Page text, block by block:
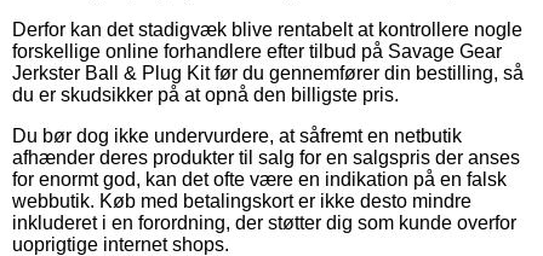
Derfor kan det stadigvæk blive rentabelt at kontrollere nogle
forskellige online forhandlere efter tilbud på Savage Gear
Jerkster Ball & Plug Kit før du gennemfører din bestilling, så
du er skudsikker på at opnå den billigste pris.
Du bør dog ikke undervurdere, at såfremt en netbutik
afhænder deres produkter til salg for en salgspris der anses
for enormt god, kan det ofte være en indikation på en falsk
webbutik. Køb med betalingskort er ikke desto mindre
inkluderet i en forordning, der støtter dig som kunde overfor
uoprigtige internet shops.